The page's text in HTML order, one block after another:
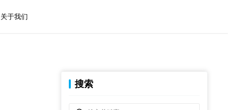
关于我们
搜索